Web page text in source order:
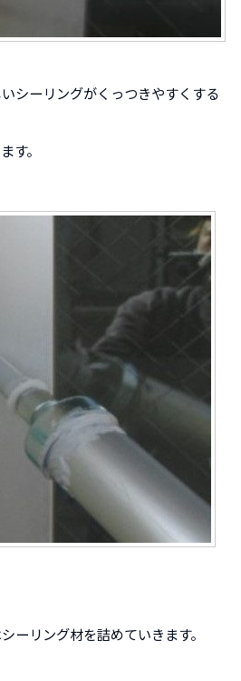
シーリングがくっつきやすくする
す。
ーリング材を詰めていきます。